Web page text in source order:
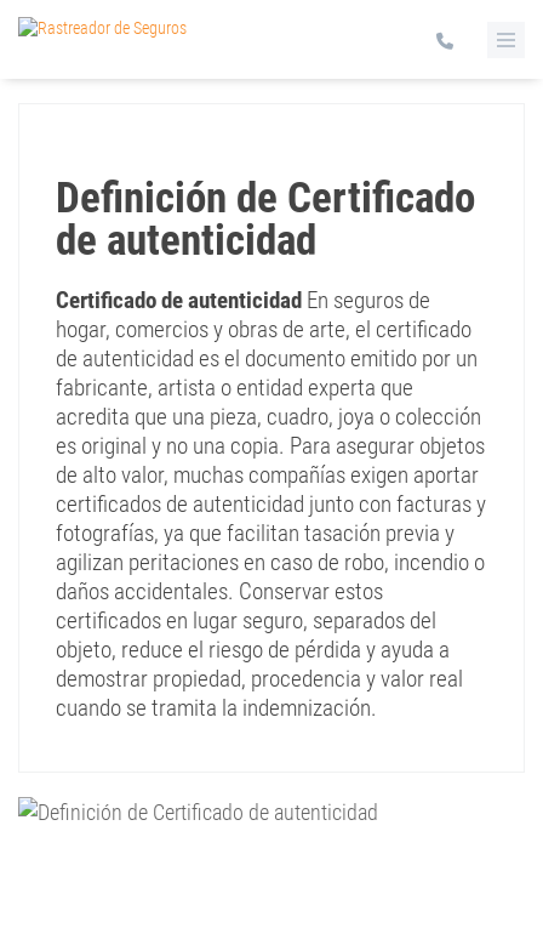
Definición de Certificado
de autenticidad
Certificado de autenticidad En seguros de
hogar, comercios y obras de arte, el certificado
de autenticidad es el documento emitido por un
fabricante, artista o entidad experta que
acredita que una pieza, cuadro, joya o colección
es original y no una copia. Para asegurar objetos
de alto valor, muchas compañías exigen aportar
certificados de autenticidad junto con facturas y
fotografías, ya que facilitan tasación previa y
agilizan peritaciones en caso de robo, incendio o
daños accidentales. Conservar estos
certificados en lugar seguro, separados del
objeto, reduce el riesgo de pérdida y ayuda a
demostrar propiedad, procedencia y valor real
cuando se tramita la indemnización.